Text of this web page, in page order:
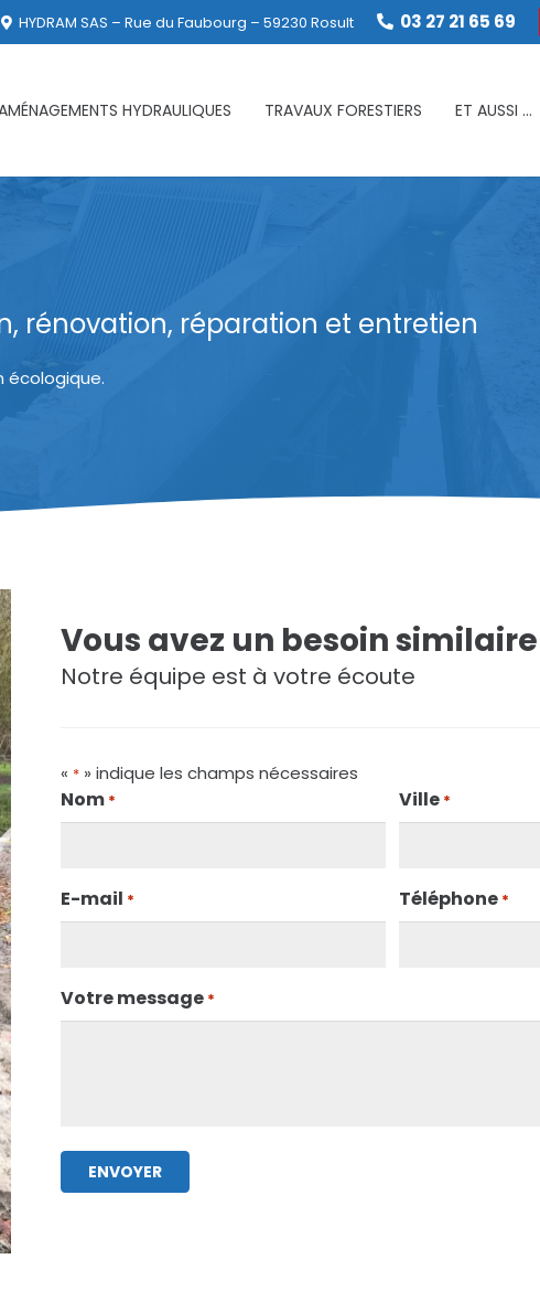
HYDRAM SAS – Rue du Faubourg – 59230 Rosult 03 27 21 65 69
HYDRAULIQUES TRAVAUX FORESTIERS ET AUSSI …
rénovation, réparation et entretien
écologique.
Vous avez un besoin similaire
Notre équipe est à votre écoute
« *» indique les champs nécessaires
Nom * Ville *
E-mail * Téléphone *
Votre message *